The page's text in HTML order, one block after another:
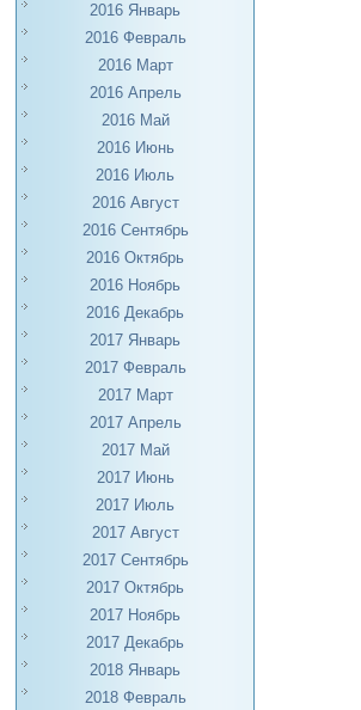
2016 Январь
2016 Февраль
2016 Март
2016 Апрель
2016 Май
2016 Июнь
2016 Июль
2016 Август
2016 Сентябрь
2016 Октябрь
2016 Ноябрь
2016 Декабрь
2017 Январь
2017 Февраль
2017 Март
2017 Апрель
2017 Май
2017 Июнь
2017 Июль
2017 Август
2017 Сентябрь
2017 Октябрь
2017 Ноябрь
2017 Декабрь
2018 Январь
2018 Февраль